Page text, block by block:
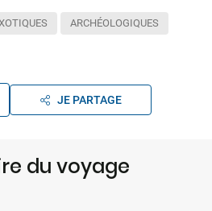
ARCHÉOLOGIQUES
JE PARTAGE
du voyage